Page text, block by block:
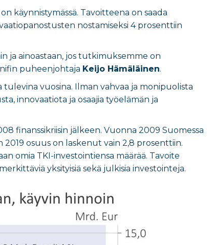
käynnistymässä. Tavoitteena on saada
nostamiseksi 4 prosenttiin
ja ainoastaan, jos tutkimuksemme on
puheenjohtaja Keijo Hämäläinen.
vuosina. Ilman vahvaa ja monipuolista
innovaatiota ja osaajia työelämän ja
finanssikriisin jälkeen. Vuonna 2009 Suomessa
osuus on laskenut vain 2,8 prosenttiin.
omia TKI-investointiensa määrää. Tavoite
yksityisiä sekä julkisia investointeja.